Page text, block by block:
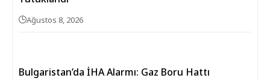
Ağustos 8, 2026
Bulgaristan’da İHA Alarmı: Gaz Boru Hattı